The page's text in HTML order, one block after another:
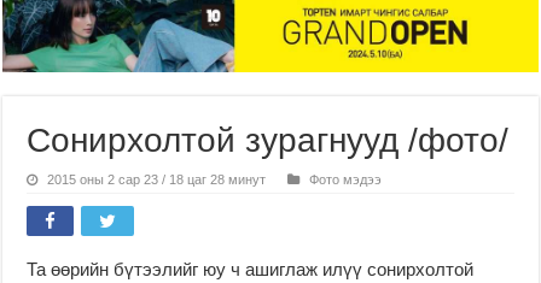
Сонирхолтой зурагнууд /фото/
2015 оны 2 сар 23 / 18 цаг 28 минут Фото мэдээ
Та өөрийн бүтээлийг юу ч ашиглаж илүү сонирхолтой